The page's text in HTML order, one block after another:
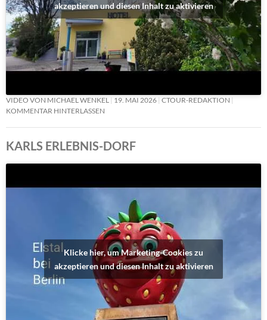
akzeptieren und diesen Inhalt zu aktivieren
VIDEO VON MICHAEL WENKEL 19. MAI 2026 CTOUR-REDAKTION
KOMMENTAR HINTERLASSEN
KARLS ERLEBNIS-DORF
Klicke hier, um Marketing-Cookies zu
akzeptieren und diesen Inhalt zu aktivieren